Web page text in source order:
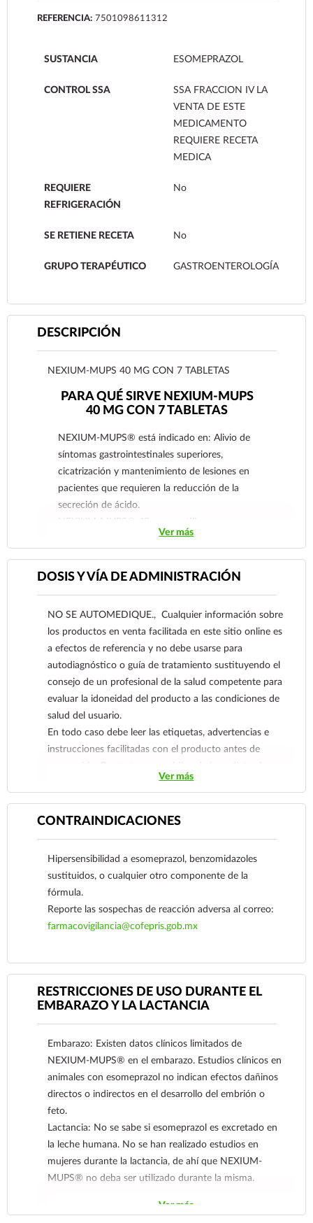
REFERENCIA: 7501098611312
SUSTANCIA ESOMEPRAZOL
CONTROL SSA
SSA FRACCION IV LA
VENTA DE ESTE
MEDICAMENTO
REQUIERE RECETA
MEDICA
REQUIERE
REFRIGERACIÓN
No
SE RETIENE RECETA No
GRUPO TERAPÉUTICO GASTROENTEROLOGÍA
DESCRIPCIÓN
NEXIUM-MUPS 40 MG CON 7 TABLETAS
PARA QUÉ SIRVE NEXIUM-MUPS
40 MG CON 7 TABLETAS
NEXIUM-MUPS® está indicado en: Alivio de
síntomas gastrointestinales superiores,
cicatrización y mantenimiento de lesiones en
pacientes que requieren la reducción de la
secreción de ácido.
NEXIUM-MUPS® 40 mg se utiliza como
lesiones relacionadas con el ácido gástrico
(ERGE): tratamiento sintomático de ERGE;
cicatrización de esofagitis por reflujo; prevenir
recaídas en el tratamiento a largo plazo de
esofagitis cicatrizada.
– Cicatrización de úlceras pépticas no asociadas a
terapia con medicamentos antiinflamatorios no
esteroideos (AINEs), incluidos AINEs selectivos
– Prevención en pacientes con riesgo elevado de
úlceras gástricas y duodenales asociadas a la
terapia con medicamentos antiinflamatorios no
esteroideos (AINEs), incluidos AINEs selectivos
para COX-2.
– Estados patológicos de hipersecreción
considerando síndrome de Zollinger-Ellison e
hipersecreción idiopática.
– Prevención de úlceras gástricas y duodenales
riesgo.
– Después del tratamiento con NEXIUM IV®:
mantenimiento de hemostasis y prevención de
resangrado de úlceras gástricas o duodenales.
NEXIUM-MUPS® 20 mg se utiliza en el
tratamiento inicial para:
– ERGE sintomática sin esofagitis.
– Erradicación de Helicobacter pylori en
combinación con los antibióticos apropiados:
para cicatrizar úlceras duodenales asociadas a H.
pylori, y prevenir recaídas en pacientes con
úlceras pépticas asociadas a H. pylori.
– Tratamiento sintomático de pirosis, disfagia,
Ver más
DOSIS Y VÍA DE ADMINISTRACIÓN
NO SE AUTOMEDIQUE., Cualquier información sobre
los productos en venta facilitada en este sitio online es
a efectos de referencia y no debe usarse para
autodiagnóstico o guía de tratamiento sustituyendo el
consejo de un profesional de la salud competente para
evaluar la idoneidad del producto a las condiciones de
salud del usuario.
En todo caso debe leer las etiquetas, advertencias e
instrucciones facilitadas con el producto antes de
consumirlo. Contacte a su médico de inmediato si
sospecha que tiene un problema de salud.
Ver más
CONTRAINDICACIONES
Hipersensibilidad a esomeprazol, benzomidazoles
sustituidos, o cualquier otro componente de la
fórmula.
Reporte las sospechas de reacción adversa al correo:
farmacovigilancia@cofepris.gob.mx
RESTRICCIONES DE USO DURANTE EL
EMBARAZO Y LA LACTANCIA
Embarazo: Existen datos clínicos limitados de
NEXIUM-MUPS® en el embarazo. Estudios clínicos en
animales con esomeprazol no indican efectos dañinos
directos o indirectos en el desarrollo del embrión o
feto.
Lactancia: No se sabe si esomeprazol es excretado en
la leche humana. No se han realizado estudios en
mujeres durante la lactancia, de ahí que NEXIUM-
MUPS® no deba ser utilizado durante la misma.
Ver más